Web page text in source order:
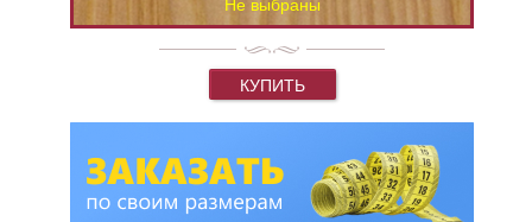
Не выбраны
КУПИТЬ